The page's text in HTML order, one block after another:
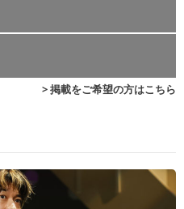
> 掲載をご希望の方はこちら